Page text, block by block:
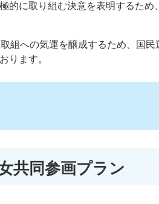
的に取り組む決意を表明するため
組への気運を醸成するため、国民
ります。
共同参画プラン